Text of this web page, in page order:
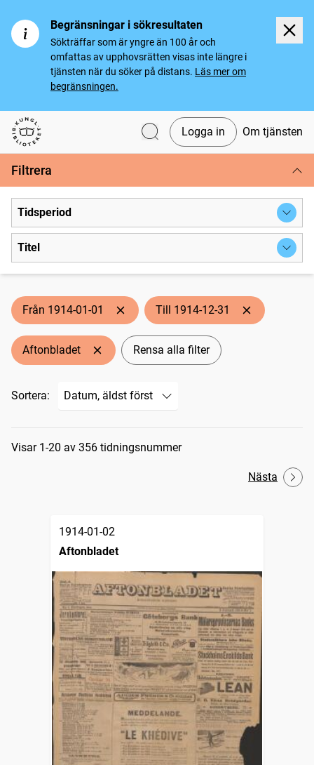
Begränsningar i sökresultaten
Sökträffar som är yngre än 100 år och
omfattas av upphovsrätten visas inte längre i
tjänsten när du söker på distans. Läs mer om
begränsningen.
Svenska tidningar
Logga in Om tjänsten
Filtrera
Tidsperiod
Titel
Från 1914-01-01 Till 1914-12-31
Aftonbladet Rensa alla filter
Sortera:
Sökresultat
Visar 1-20 av 356 tidningsnummer
Nästa
1914-01-02
Aftonbladet